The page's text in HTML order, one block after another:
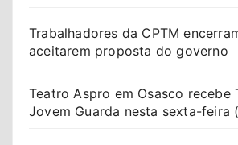
Trabalhadores da CPTM
aceitarem proposta do governo
Teatro Aspro em Osasco recebe
Jovem Guarda nesta sexta-feira